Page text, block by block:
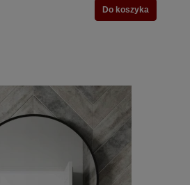
Do koszyka